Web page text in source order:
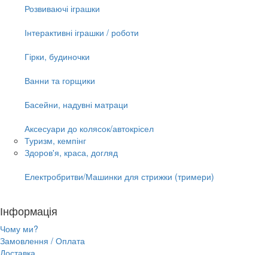
Розвиваючі іграшки
Інтерактивні іграшки / роботи
Гірки, будиночки
Ванни та горщики
Басейни, надувні матраци
Аксесуари до колясок/автокрісел
Туризм, кемпінг
Здоров'я, краса, догляд
Електробритви/Машинки для стрижки (тримери)
Інформація
Чому ми?
Замовлення / Оплата
Доставка